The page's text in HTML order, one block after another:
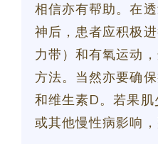
相信亦有帮助。在
神后，患者应积极
力带）和有氧运动
方法。当然亦要确
和维生素D。若果肌
或其他慢性病影响